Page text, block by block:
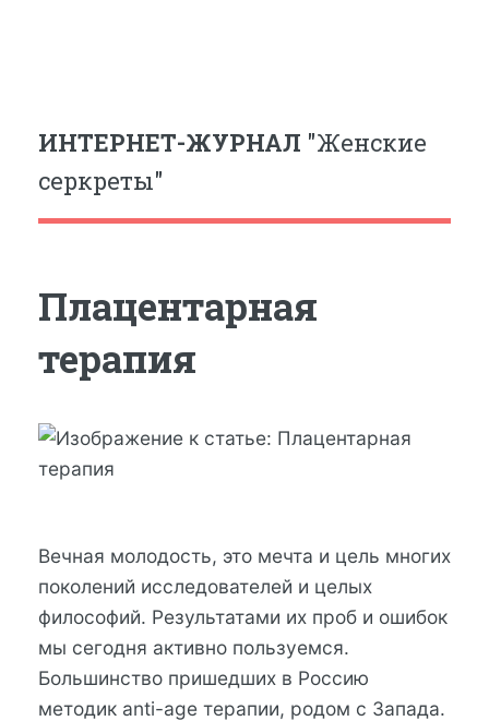
ИНТЕРНЕТ-ЖУРНАЛ "Женские
серкреты"
Плацентарная
терапия
Вечная молодость, это мечта и цель многих
поколений исследователей и целых
философий. Результатами их проб и ошибок
мы сегодня активно пользуемся.
Большинство пришедших в Россию
методик anti-age терапии, родом с Запада.